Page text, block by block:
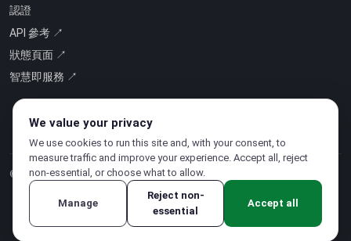
認證
API 參考 ↗
狀態頁面 ↗
智慧即服務 ↗
© 2026 CloudSigma Holding AG.版權所有.
隱私權政策·服務條款
We value your privacy
We use cookies to run this site and, with your consent, to
measure traffic and improve your experience. Accept all, reject
non-essential, or choose what to allow.
Manage
Reject non-
essential
Accept all